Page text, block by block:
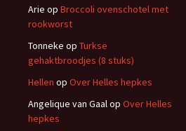
Arie op Broccoli ovenschotel met
rookworst
Tonneke op Turkse
gehaktbroodjes (8 stuks)
Hellen op Over Helles hepkes
Angelique van Gaalop Over Helles
hepkes